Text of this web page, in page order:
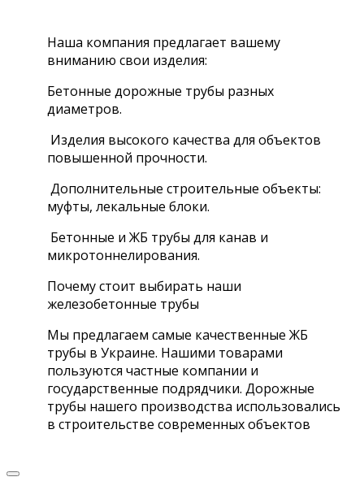
Наша компания предлагает вашему
вниманию свои изделия:
Бетонные дорожные трубы разных
диаметров.
Изделия высокого качества для объектов
повышенной прочности.
Дополнительные строительные объекты:
муфты, лекальные блоки.
Бетонные и ЖБ трубы для канав и
микротоннелирования.
Почему стоит выбирать наши
железобетонные трубы
Мы предлагаем самые качественные ЖБ
трубы в Украине. Нашими товарами
пользуются частные компании и
государственные подрядчики. Дорожные
трубы нашего производства использовались
в строительстве современных объектов